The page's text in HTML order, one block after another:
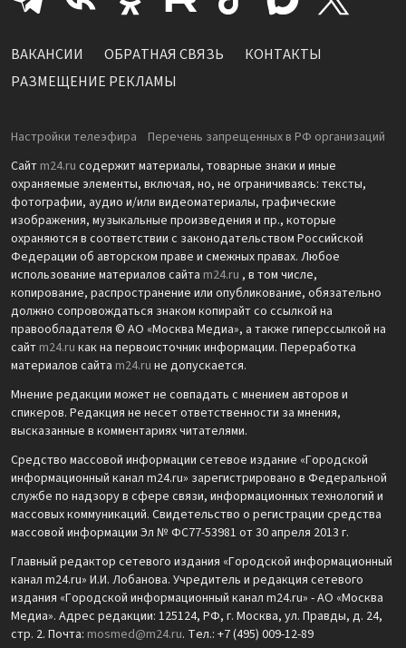
ВАКАНСИИ ОБРАТНАЯ СВЯЗЬ
КОНТАКТЫ
РАЗМЕЩЕНИЕ РЕКЛАМЫ
Настройки телеэфира
Перечень запрещенных в РФ организаций
Сайт m24.ru содержит материалы, товарные знаки и иные
охраняемые элементы, включая, но, не ограничиваясь: тексты,
фотографии, аудио и/или видеоматериалы, графические
изображения, музыкальные произведения и пр., которые
охраняются в соответствии с законодательством Российской
Федерации об авторском праве и смежных правах. Любое
использование материалов сайта m24.ru , в том числе,
копирование, распространение или опубликование, обязательно
должно сопровождаться знаком копирайт со ссылкой на
правообладателя © АО «Москва Медиа», а также гиперссылкой на
сайт m24.ru как на первоисточник информации. Переработка
материалов сайта m24.ru не допускается.
Мнение редакции может не совпадать с мнением авторов и
спикеров. Редакция не несет ответственности за мнения,
высказанные в комментариях читателями.
Средство массовой информации сетевое издание «Городской
информационный канал m24.ru» зарегистрировано в Федеральной
службе по надзору в сфере связи, информационных технологий и
массовых коммуникаций. Свидетельство о регистрации средства
массовой информации Эл № ФС77-53981 от 30 апреля 2013 г.
Главный редактор сетевого издания «Городской информационный
канал m24.ru» И.И. Лобанова. Учредитель и редакция сетевого
издания «Городской информационный канал m24.ru» - АО «Москва
Медиа». Адрес редакции: 125124, РФ, г. Москва, ул. Правды, д. 24,
стр. 2. Почта: mosmed@m24.ru. Тел.: +7 (495) 009-12-89